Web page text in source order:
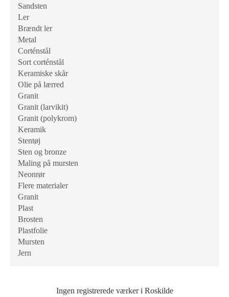
Sandsten
Ler
Brændt ler
Metal
Corténstål
Sort corténstål
Keramiske skår
Olie på lærred
Granit
Granit (larvikit)
Granit (polykrom)
Keramik
Stentøj
Sten og bronze
Maling på mursten
Neonrør
Flere materialer
Granit
Plast
Brosten
Plastfolie
Mursten
Jern
Ingen registrerede værker i Roskilde